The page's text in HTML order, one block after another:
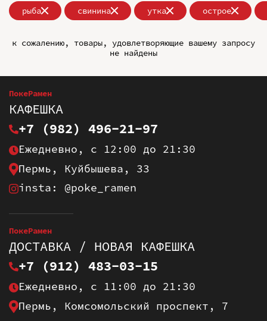
рыба свинина утка острое
к сожалению, товары, удовлетворяющие вашему запросу
не найдены
ПокеРамен
КАФЕШКА
+7 (982) 496-21-97
Ежедневно, с 12:00 до 21:30
Пермь, Куйбышева, 33
insta: @poke_ramen
ПокеРамен
ДОСТАВКА / НОВАЯ КАФЕШКА
+7 (912) 483-03-15
Ежедневно, с 11:00 до 21:30
Пермь, Комсомольский проспект, 7